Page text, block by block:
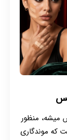
میشه، منظور
موندگاری